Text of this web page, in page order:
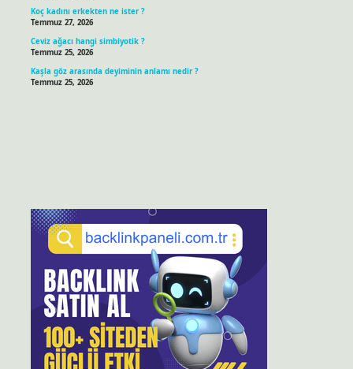
Koç kadını erkekten ne ister ?
Temmuz 27, 2026
Ceviz ağacı hangi simbiyotik ?
Temmuz 25, 2026
Kaşla göz arasında deyiminin anlamı nedir ?
Temmuz 25, 2026